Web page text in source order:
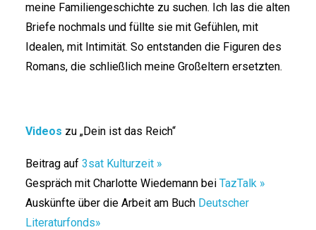
meine Familiengeschichte zu suchen. Ich las die alten
Briefe nochmals und füllte sie mit Gefühlen, mit
Idealen, mit Intimität. So entstanden die Figuren des
Romans, die schließlich meine Großeltern ersetzten.
Videos zu „Dein ist das Reich“
Beitrag auf 3sat Kulturzeit »
Gespräch mit Charlotte Wiedemann bei TazTalk »
Auskünfte über die Arbeit am Buch Deutscher
Literaturfonds»